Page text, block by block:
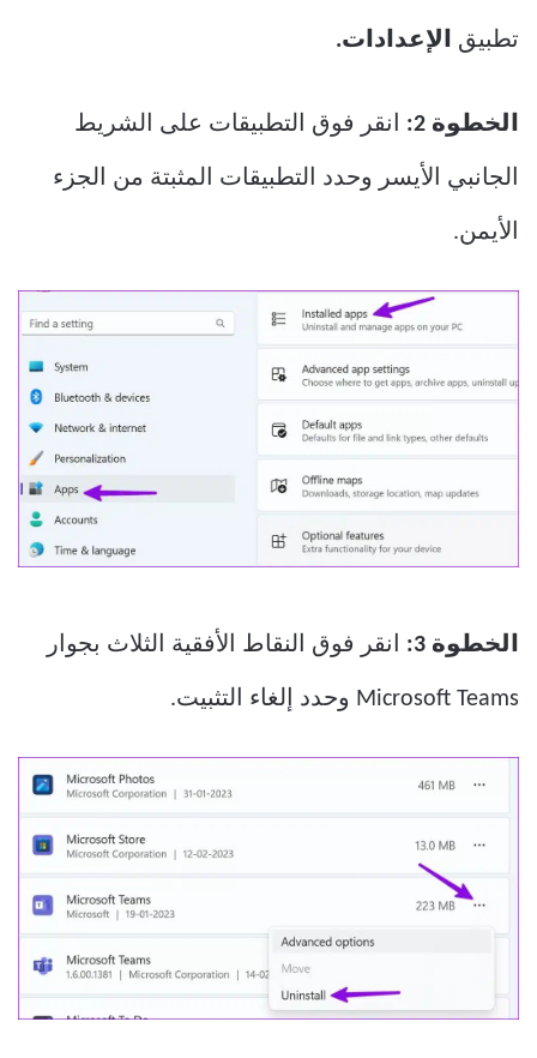
تطبيق الإعدادات.
الخطوة 2: انقر فوق التطبيقات على الشريط
الجانبي الأيسر وحدد التطبيقات المثبتة من الجزء
الأيمن.
الخطوة 3: انقر فوق النقاط الأفقية الثلاث بجوار
Microsoft Teams وحدد إلغاء التثبيت.